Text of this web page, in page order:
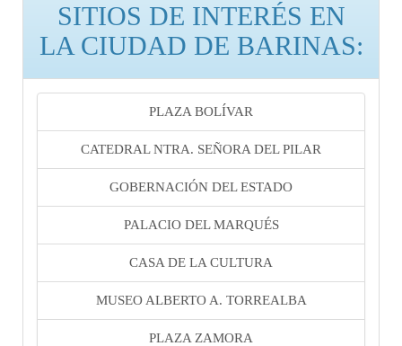
SITIOS DE INTERÉS EN
LA CIUDAD DE BARINAS:
PLAZA BOLÍVAR
CATEDRAL NTRA. SEÑORA DEL PILAR
GOBERNACIÓN DEL ESTADO
PALACIO DEL MARQUÉS
CASA DE LA CULTURA
MUSEO ALBERTO A. TORREALBA
PLAZA ZAMORA